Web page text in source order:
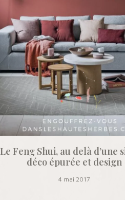
Le Feng Shui, au delà d’une
déco épurée et design
4 mai 2017